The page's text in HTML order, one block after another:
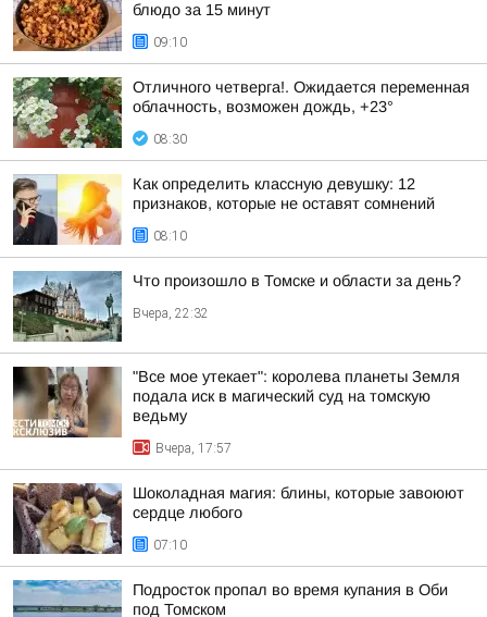
блюдо за 15 минут
09:10
Отличного четверга!. Ожидается переменная
облачность, возможен дождь, +23°
08:30
Как определить классную девушку: 12
признаков, которые не оставят сомнений
08:10
Что произошло в Томске и области за день?
Вчера, 22:32
"Все мое утекает": королева планеты Земля
подала иск в магический суд на томскую
ведьму
Вчера, 17:57
Шоколадная магия: блины, которые завоюют
сердце любого
07:10
Подросток пропал во время купания в Оби
под Томском